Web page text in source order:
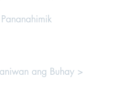
ang Buhay >